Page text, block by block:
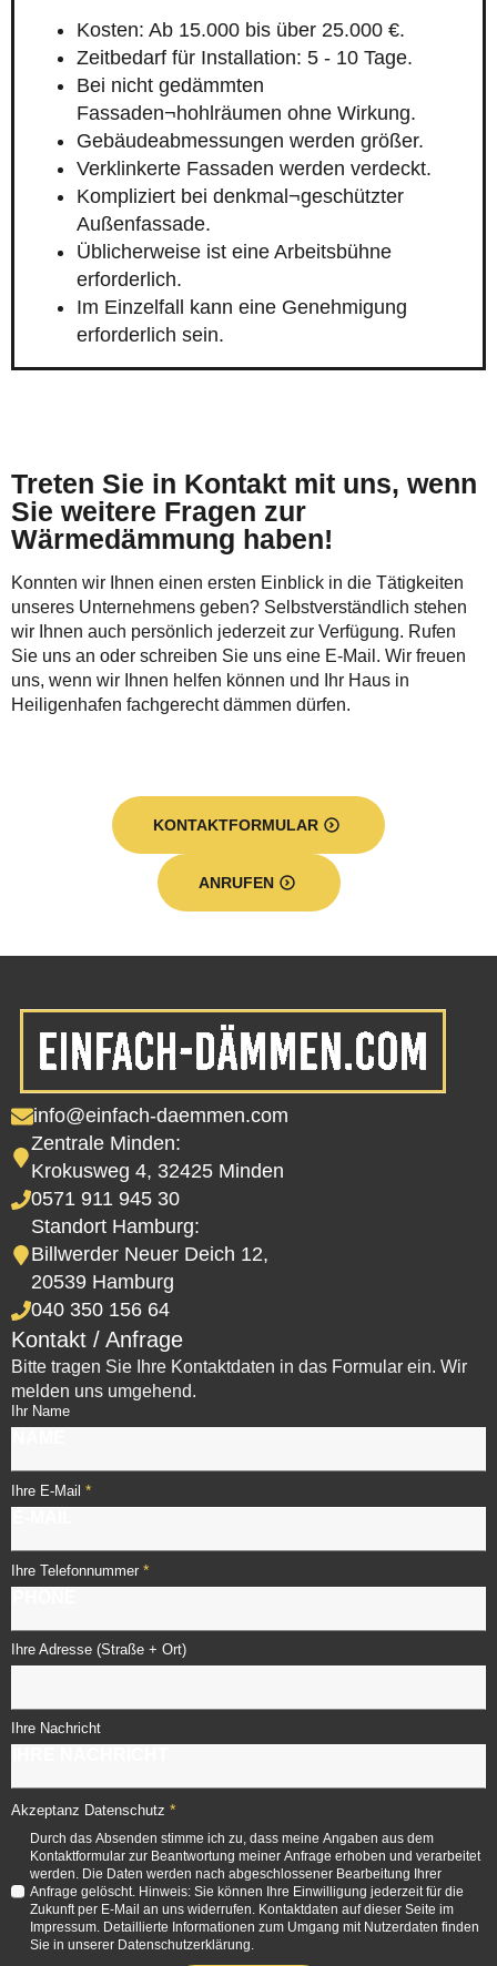
Kosten: Ab 15.000 bis über 25.000 €.
Zeitbedarf für Installation: 5 - 10 Tage.
Bei nicht gedämmten
Fassaden¬hohlräumen ohne Wirkung.
Gebäudeabmessungen werden größer.
Verklinkerte Fassaden werden verdeckt.
Kompliziert bei denkmal¬geschützter
Außenfassade.
Üblicherweise ist eine Arbeitsbühne
erforderlich.
Im Einzelfall kann eine Genehmigung
erforderlich sein.
Treten Sie in Kontakt mit uns, wenn
Sie weitere Fragen zur
Wärmedämmung haben!
Konnten wir Ihnen einen ersten Einblick in die Tätigkeiten
unseres Unternehmens geben? Selbstverständlich stehen
wir Ihnen auch persönlich jederzeit zur Verfügung. Rufen
Sie uns an oder schreiben Sie uns eine E-Mail. Wir freuen
uns, wenn wir Ihnen helfen können und Ihr Haus in
Heiligenhafen fachgerecht dämmen dürfen.
KONTAKTFORMULAR
ANRUFEN
info@einfach-daemmen.com
Zentrale Minden:
Krokusweg 4, 32425 Minden
0571 911 945 30
Standort Hamburg:
Billwerder Neuer Deich 12,
20539 Hamburg
040 350 156 64
Kontakt / Anfrage
Bitte tragen Sie Ihre Kontaktdaten in das Formular ein. Wir
melden uns umgehend.
Ihr Name
Ihre E-Mail *
Ihre Telefonnummer *
Ihre Adresse (Straße + Ort)
Ihre Nachricht
Akzeptanz Datenschutz *
Durch das Absenden stimme ich zu, dass meine Angaben aus dem
Kontaktformular zur Beantwortung meiner Anfrage erhoben und verarbeitet
werden. Die Daten werden nach abgeschlossener Bearbeitung Ihrer
Anfrage gelöscht. Hinweis: Sie können Ihre Einwilligung jederzeit für die
Zukunft per E-Mail an uns widerrufen. Kontaktdaten auf dieser Seite im
Impressum. Detaillierte Informationen zum Umgang mit Nutzerdaten finden
Sie in unserer Datenschutzerklärung.